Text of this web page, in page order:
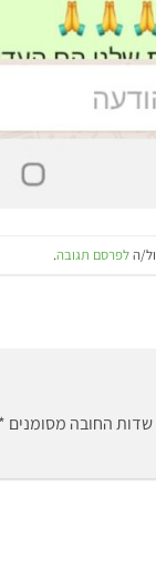
לפרסם תגובה.
שדות החובה מסומנים